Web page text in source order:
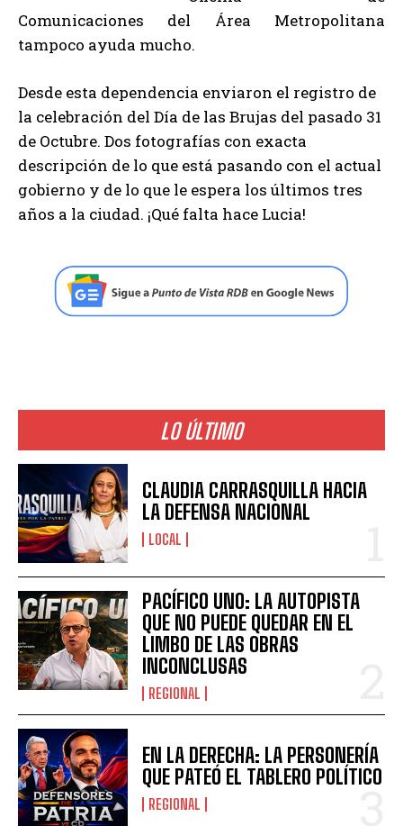
Comunicaciones del Área Metropolitana
tampoco ayuda mucho.
Desde esta dependencia enviaron el registro de
la celebración del Día de las Brujas del pasado 31
de Octubre. Dos fotografías con exacta
descripción de lo que está pasando con el actual
gobierno y de lo que le espera los últimos tres
años a la ciudad. ¡Qué falta hace Lucia!
LO ÚLTIMO
CLAUDIA CARRASQUILLA HACIA
LA DEFENSA NACIONAL
LOCAL
PACÍFICO UNO: LA AUTOPISTA
QUE NO PUEDE QUEDAR EN EL
LIMBO DE LAS OBRAS
INCONCLUSAS
REGIONAL
EN LA DERECHA: LA PERSONERÍA
QUE PATEÓ EL TABLERO POLÍTICO
REGIONAL